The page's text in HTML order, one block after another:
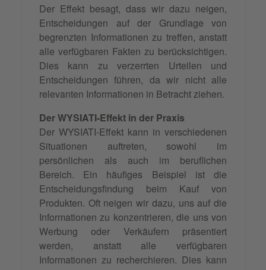
Der Effekt besagt, dass wir dazu neigen,
Entscheidungen auf der Grundlage von
begrenzten Informationen zu treffen, anstatt
alle verfügbaren Fakten zu berücksichtigen.
Dies kann zu verzerrten Urteilen und
Entscheidungen führen, da wir nicht alle
relevanten Informationen in Betracht ziehen.
Der WYSIATI-Effekt in der Praxis
Der WYSIATI-Effekt kann in verschiedenen
Situationen auftreten, sowohl im
persönlichen als auch im beruflichen
Bereich. Ein häufiges Beispiel ist die
Entscheidungsfindung beim Kauf von
Produkten. Oft neigen wir dazu, uns auf die
Informationen zu konzentrieren, die uns von
Werbung oder Verkäufern präsentiert
werden, anstatt alle verfügbaren
Informationen zu recherchieren. Dies kann